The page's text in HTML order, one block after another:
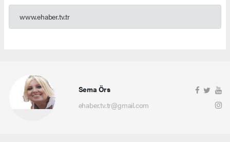
www.ehaber.tv.tr
Sema Örs
ehaber.tv.tr@gmail.com